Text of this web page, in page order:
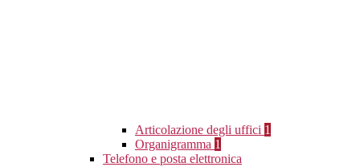
Articolazione degli uffici 1
Organigramma 1
Telefono e posta elettronica